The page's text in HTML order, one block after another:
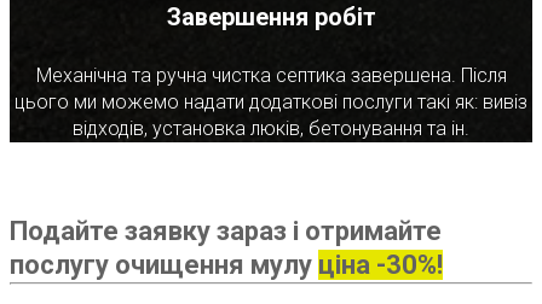
Завершення робіт
Механічна та ручна чистка септика завершена. Після
цього ми можемо надати додаткові послуги такі як: вивіз
відходів, установка люків, бетонування та ін.
Подайте заявку зараз і отримайте
послугу очищення мулу ціна -30%!